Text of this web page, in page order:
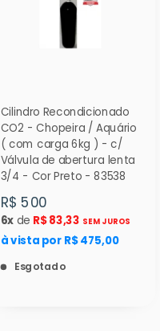
Cilindro Recondicionado
CO2 - Chopeira / Aquário
( com carga 6kg ) - c/
Válvula de abertura lenta
3/4 - Cor Preto - 83538
R$ 500
6xde R$ 83,33 SEM JUROS
à vista por R$ 475,00
Esgotado